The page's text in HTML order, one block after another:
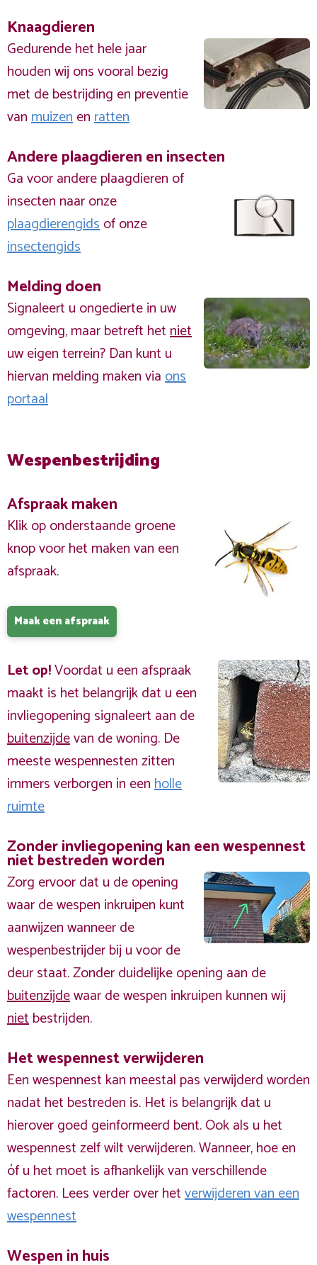
Knaagdieren
Gedurende het hele jaar
houden wij ons vooral bezig
met de bestrijding en preventie
vanmuizenenratten
Andere plaagdieren en insecten
Ga voor andere plaagdieren of
insecten naar onze
plaagdierengidsof onze
insectengids
Melding doen
Signaleert u ongedierte in uw
omgeving, maar betreft hetniet
uw eigen terrein? Dan kunt u
hiervan melding maken viaons
portaal
Wespenbestrijding
Afspraak maken
Klik op onderstaande groene
knop voor het maken van een
afspraak.
Maak een afspraak
Let op!Voordat u een afspraak
maakt is het belangrijk dat u een
invliegopening signaleert aan de
buitenzijdevan de woning. De
meeste wespennesten zitten
immers verborgen in eenholle
ruimte
Zonder invliegopening kan een wespennest
niet bestreden worden
Zorg ervoor dat u de opening
waar de wespen inkruipen kunt
aanwijzen wanneer de
wespenbestrijder bij u voor de
deur staat. Zonder duidelijke opening aan de
buitenzijdewaar de wespen inkruipen kunnen wij
nietbestrijden.
Het wespennest verwijderen
Een wespennest kan meestal pas verwijderd worden
nadat het bestreden is. Het is belangrijk dat u
hierover goed geinformeerd bent. Ook als u het
wespennest zelf wilt verwijderen. Wanneer, hoe en
óf u het moet is afhankelijk van verschillende
factoren. Lees verder over hetverwijderen van een
wespennest
Wespen in huis